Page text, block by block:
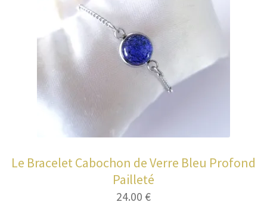
Le Bracelet Cabochon de Verre Bleu Profond
Pailleté
24.00 €